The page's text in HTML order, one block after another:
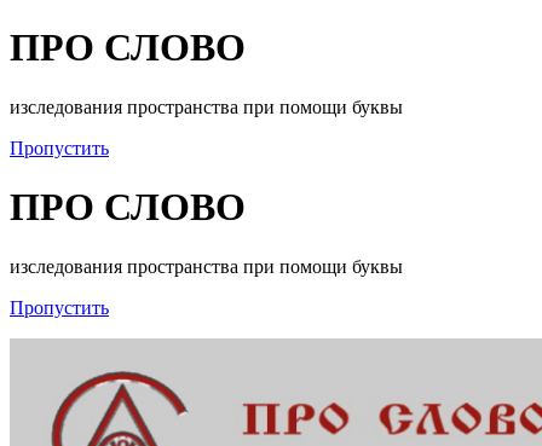
ПРО СЛОВО
изследования пространства при помощи буквы
Пропустить
ПРО СЛОВО
изследования пространства при помощи буквы
Пропустить